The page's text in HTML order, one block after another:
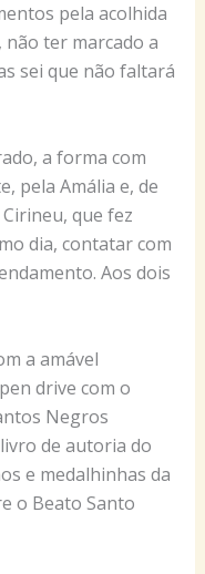
pela acolhida
ter marcado a
sei que não faltará
a forma com
pela Amália e, de
que fez
dia, contatar com
Aos dois
a amável
drive com o
Negros
de autoria do
e medalhinhas da
o Beato Santo